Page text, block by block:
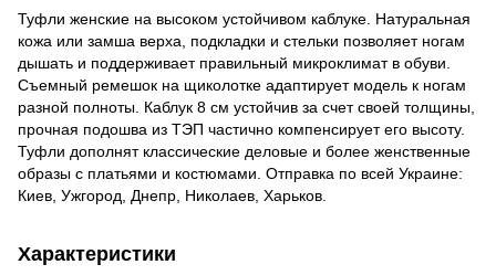
Туфли женские на высоком устойчивом каблуке. Натуральная
кожа или замша верха, подкладки и стельки позволяет ногам
дышать и поддерживает правильный микроклимат в обуви.
Съемный ремешок на щиколотке адаптирует модель к ногам
разной полноты. Каблук 8 см устойчив за счет своей толщины,
прочная подошва из ТЭП частично компенсирует его высоту.
Туфли дополнят классические деловые и более женственные
образы с платьями и костюмами. Отправка по всей Украине:
Киев, Ужгород, Днепр, Николаев, Харьков.
Характеристики